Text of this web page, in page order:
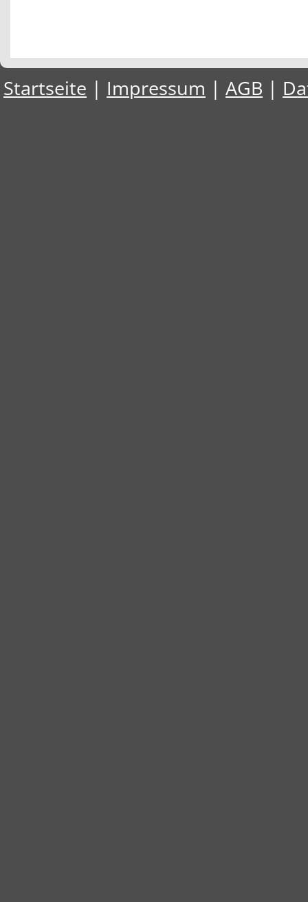
Startseite | Impressum | AGB |